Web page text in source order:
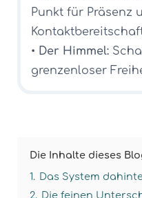
Punkt für Präsenz
• Der Himmel:
grenzenloser
Die Inhalte dieses
1. Das System
2. Die feinen